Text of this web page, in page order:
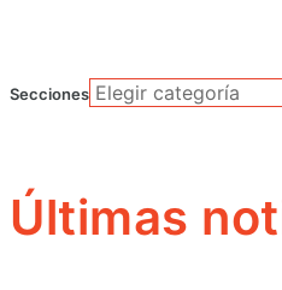
Secciones
Últimas